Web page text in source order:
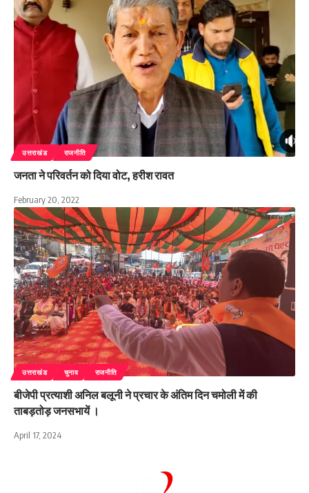
उत्तराखंड राजनीति
जनता ने परिवर्तन को दिया वोट, हरीश रावत
February 20, 2022
उत्तराखंड चुनाव राजनीति
बीजेपी प्रत्याशी अनिल बलूनी ने प्रचार के अंतिम दिन चमोली में की
ताबड़तोड़ जनसभायें ।
April 17, 2024